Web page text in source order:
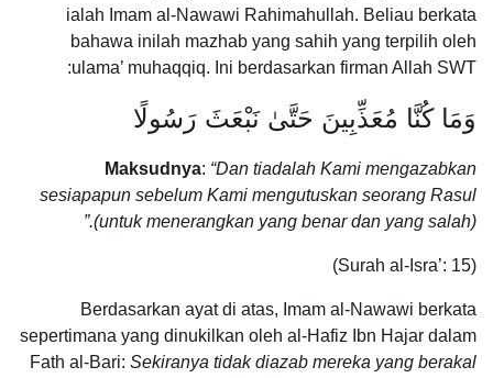
ialah Imam al-Nawawi Rahimahullah. Beliau berkata
bahawa inilah mazhab yang sahih yang terpilih oleh
ulama’ muhaqqiq. Ini berdasarkan firman Allah SWT:
وَمَا كُنَّا مُعَذِّبِينَ حَتَّىٰ نَبْعَثَ رَسُولًا
Maksudnya: “Dan tiadalah Kami mengazabkan
sesiapapun sebelum Kami mengutuskan seorang Rasul
(untuk menerangkan yang benar dan yang salah).”
(Surah al-Isra’: 15)
Berdasarkan ayat di atas, Imam al-Nawawi berkata
sepertimana yang dinukilkan oleh al-Hafiz Ibn Hajar dalam
Fath al-Bari: Sekiranya tidak diazab mereka yang berakal